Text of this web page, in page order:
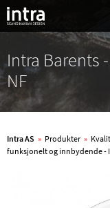
Intra Barents
NF
Intra AS » Produkter »
funksjonelt og innbydende -